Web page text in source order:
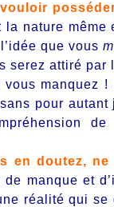
vouloir
nature
que vous
serez attiré
manquez
pour
en doutez,
manque et
réalité qui